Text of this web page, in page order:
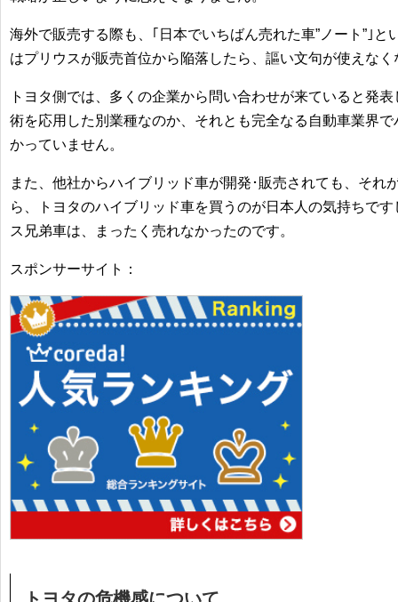
海外で販売する際も、｢日本でいちばん売れた車”ノート”｣
はプリウスが販売首位から陥落したら、謳い文句が使えなく
トヨタ側では、多くの企業から問い合わせが来ていると発
術を応用した別業種なのか、それとも完全なる自動車業界
かっていません。
また、他社からハイブリッド車が開発･販売されても、それ
ら、トヨタのハイブリッド車を買うのが日本人の気持ちで
ス兄弟車は、まったく売れなかったのです。
スポンサーサイト：